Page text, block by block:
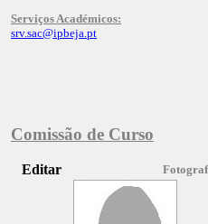
Serviços Académicos:
srv.sac@ipbeja.pt
Comissão de Curso
Editar